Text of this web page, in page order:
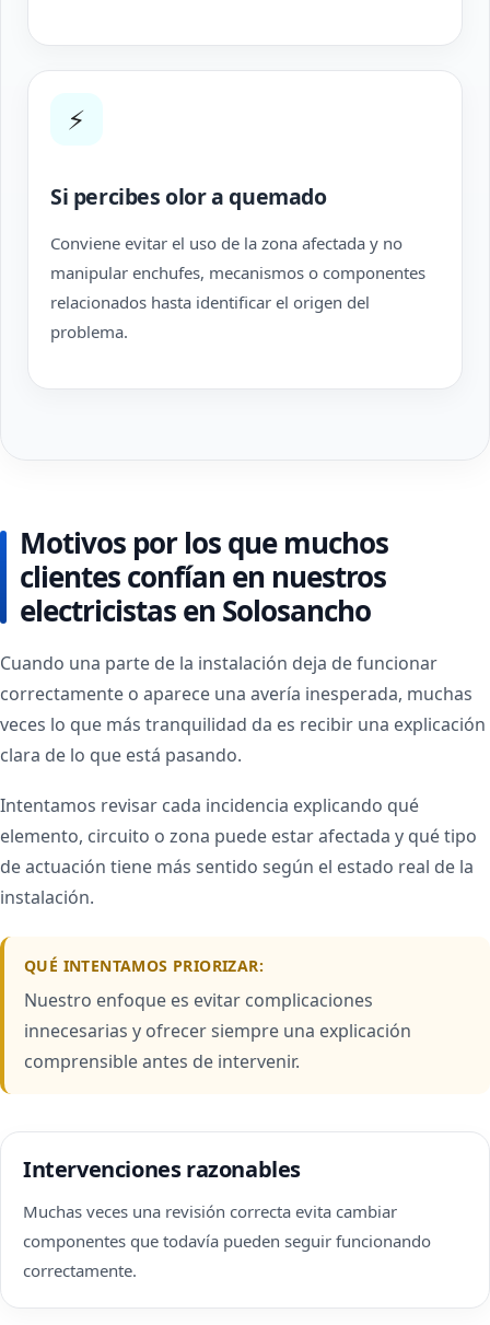
⚡
Si percibes olor a quemado
Conviene evitar el uso de la zona afectada y no
manipular enchufes, mecanismos o componentes
relacionados hasta identificar el origen del
problema.
Motivos por los que muchos
clientes confían en nuestros
electricistas en Solosancho
Cuando una parte de la instalación deja de funcionar
correctamente o aparece una avería inesperada, muchas
veces lo que más tranquilidad da es recibir una explicación
clara de lo que está pasando.
Intentamos revisar cada incidencia explicando qué
elemento, circuito o zona puede estar afectada y qué tipo
de actuación tiene más sentido según el estado real de la
instalación.
QUÉ INTENTAMOS PRIORIZAR:
Nuestro enfoque es evitar complicaciones
innecesarias y ofrecer siempre una explicación
comprensible antes de intervenir.
Intervenciones razonables
Muchas veces una revisión correcta evita cambiar
componentes que todavía pueden seguir funcionando
correctamente.